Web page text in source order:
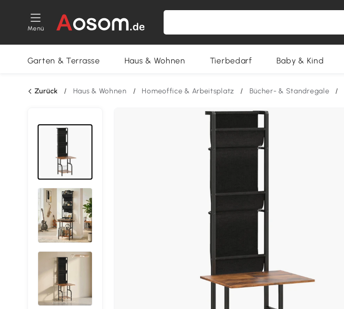
Menü
Garten & Terrasse Haus & Wohnen Tierbedarf Baby & Kind
Zurück / Haus & Wohnen / Homeoffice & Arbeitsplatz / Bücher- & Standregale /